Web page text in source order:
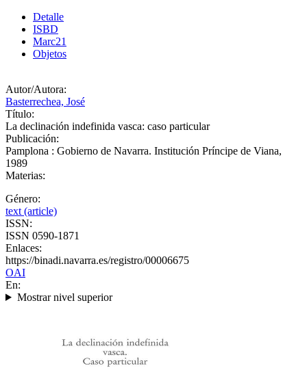
Detalle
ISBD
Marc21
Objetos
Autor/Autora:
Basterrechea, José
Título:
La declinación indefinida vasca: caso particular
Publicación:
Pamplona : Gobierno de Navarra. Institución Príncipe de Viana,
1989
Materias:
Género:
text (article)
ISSN:
ISSN 0590-1871
Enlaces:
https://binadi.navarra.es/registro/00006675
OAI
En:
Mostrar nivel superior